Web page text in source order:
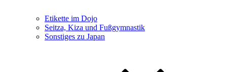
Etikette im Dojo
Seitza, Kiza und Fußgymnastik
Sonstiges zu Japan